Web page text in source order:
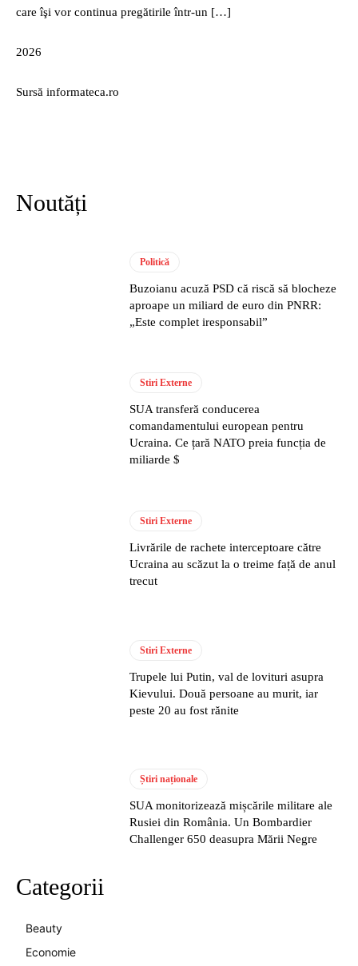
care îşi vor continua pregătirile într-un […]
2026
Sursă informateca.ro
Noutăți
Politică
Buzoianu acuză PSD că riscă să blocheze
aproape un miliard de euro din PNRR:
„Este complet iresponsabil”
Stiri Externe
SUA transferă conducerea
comandamentului european pentru
Ucraina. Ce țară NATO preia funcția de
miliarde $
Stiri Externe
Livrările de rachete interceptoare către
Ucraina au scăzut la o treime față de anul
trecut
Stiri Externe
Trupele lui Putin, val de lovituri asupra
Kievului. Două persoane au murit, iar
peste 20 au fost rănite
Știri naționale
SUA monitorizează mișcările militare ale
Rusiei din România. Un Bombardier
Challenger 650 deasupra Mării Negre
Categorii
Beauty
Economie